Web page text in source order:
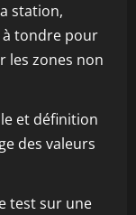
station,
à tondre pour
les zones non
et définition
des valeurs
test sur une